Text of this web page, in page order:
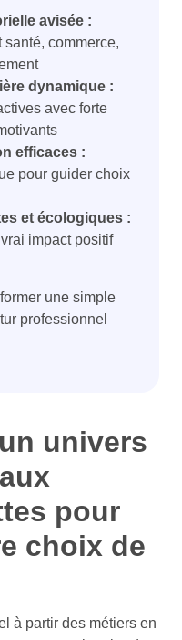
avisée :
santé, commerce,
dynamique :
avec forte
efficaces :
pour guider choix
et écologiques :
impact positif
une simple
professionnel
univers
pour
choix de
à partir des métiers en